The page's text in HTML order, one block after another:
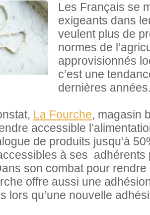
Les Français se
exigeants dans
veulent plus de
normes de
approvisionnés
c’est une
dernières
La Fourche, magasin
accessible
de produits jusqu’à
à ses adhérents
son combat pour
offre aussi une
lors qu’une nouvelle